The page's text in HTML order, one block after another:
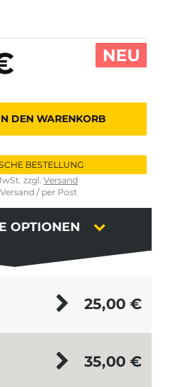
NEU
DEN WARENKORB
BESTELLUNG
zzgl. Versand
/ per Post
OPTIONEN
25,00 €
35,00 €